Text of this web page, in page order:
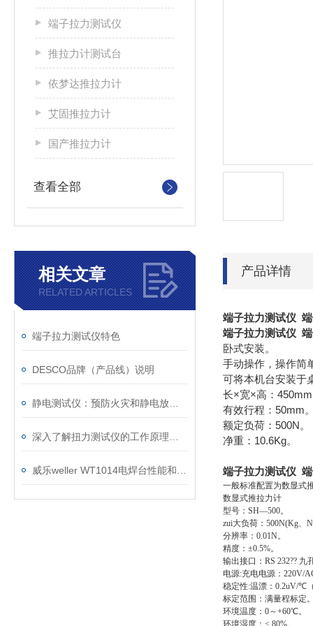
端子拉力测试仪
推拉力计测试台
依梦达推拉力计
艾固推拉力计
国产推拉力计
查看全部
相关文章
RELATED ARTICLES
端子拉力测试仪特色
DESCO品牌（产品线）说明
产品详情
端子拉力测试仪
端子拉力测试仪
卧式安装。
手动操作，操作简
可将本机台安装于
长×宽×高：
有效行程：50mm
额定负荷：500N
净重：10.6Kg。
端子拉力测试仪
一般标准配置为数显式
数显式推拉力计
型号：SH—500。
zui大负荷：500N(Kg、
分辨率：0.01N。
精度：±0.5%。
输出接口：RS 232?? 九
电源:充电电源：220V/
稳定性:温漂：0.2uV/℃
标定范围：满量程标定
环境温度：0～+60℃。
环境湿度：≤ 80%。